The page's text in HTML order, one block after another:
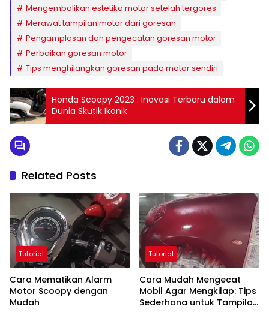
Mengembalikan estetika motor setelah tergores
Merawat tampilan motor dari goresan
Pengamplasan dan pengecatan goresan motor
Perbaikan goresan motor
Tips menghilangkan goresan pada motor sendiri
Honda Scoopy 2023 : Inovasi Terbaru dalam
Dunia Skutik Ikonik
Related Posts
Tutorial
Cara Mematikan Alarm
Motor Scoopy dengan
Mudah
Tutorial
Cara Mudah Mengecat
Mobil Agar Mengkilap: Tips
Sederhana untuk Tampilan